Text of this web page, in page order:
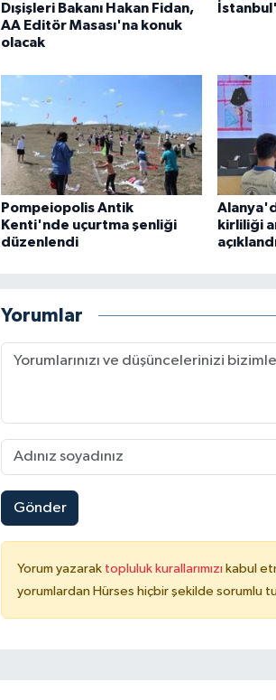
Dışişleri Bakanı Hakan Fidan,
AA Editör Masası'na konuk
olacak
Pompeiopolis Antik
Kenti'nde uçurtma şenliği
düzenlendi
kirliliği
Yorumlar
Gönder
Yorum yazarak topluluk kurallarımızı kabul
yorumlardan Hürses hiçbir şekilde sorumlu